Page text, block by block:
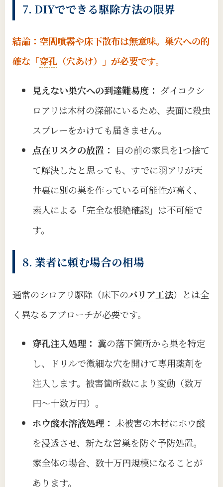
7. DIYでできる駆除方法の限界
結論：空間噴霧や床下散布は無意味。巣穴への的
確な「穿孔 （穴あけ）」が必要です。
見えない巣穴への到達難易度： ダイコクシ
ロアリは木材の深部にいるため、表面に殺虫
スプレーをかけても届きません。
点在リスクの放置： 目の前の家具を1つ捨て
て解決したと思っても、すでに羽アリが天
井裏に別の巣を作っている可能性が高く、
素人による「完全な根絶確認」は不可能で
す。
8. 業者に頼む場合の相場
通常のシロアリ駆除（床下のバリア工法）とは全
く異なるアプローチが必要です。
穿孔注入処理： 糞の落下箇所から巣を特定
し、ドリルで微細な穴を開けて専用薬剤を
注入します。被害箇所数により変動（数万
円〜十数万円）。
ホウ酸水溶液処理： 未被害の木材にホウ酸
を浸透させ、新たな営巣を防ぐ予防処置。
家全体の場合、数十万円規模になることが
あります。